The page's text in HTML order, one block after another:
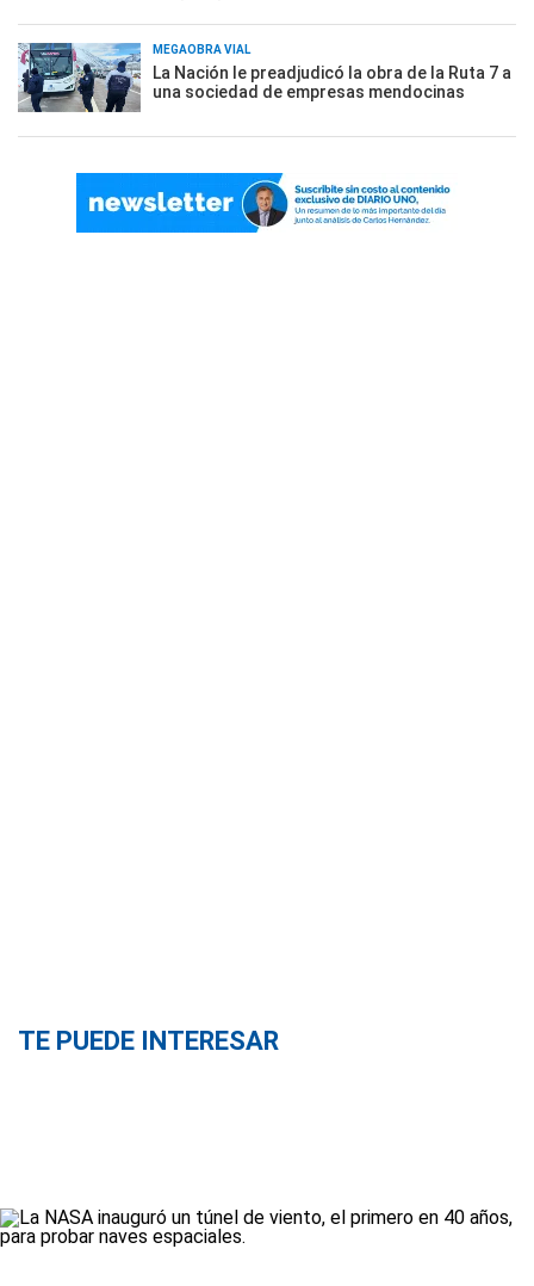
MEGAOBRA VIAL
La Nación le preadjudicó la obra de la Ruta 7 a
una sociedad de empresas mendocinas
TE PUEDE INTERESAR